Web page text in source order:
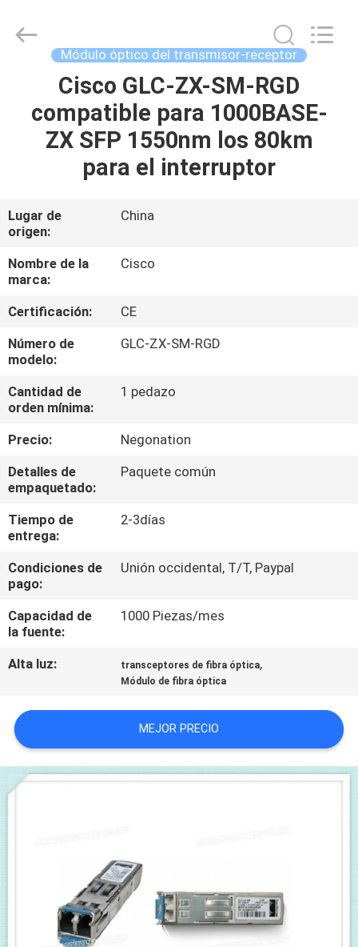
CASA
PRODUCTOS
LOS
VÍDEOS
SOBRE
NOSOTROS
RECORRIDO
POR
FÁBRICA
CONTROL
DE
CALIDAD
PÓNGASE
EN
CONTACTO
NOTICIAS
CASOS
DE
Equipment
Módulo óptico del transmisor-receptor
Cisco GLC-ZX-SM-RGD
compatible para 1000BASE-
ZX SFP 1550nm los 80km
para el interruptor
Lugar de
origen:
China
Nombre de la
marca:
Cisco
Certificación:
CE
Número de
modelo:
GLC-ZX-SM-RGD
Cantidad de
orden mínima:
1 pedazo
Precio:
Negonation
Detalles de
empaquetado:
Paquete común
Tiempo de
entrega:
2-3días
Condiciones de
pago:
Unión occidental, T/T, Paypal
Capacidad de
la fuente:
1000 Piezas/mes
Alta luz: transceptores de fibra óptica,
Módulo de fibra óptica
MEJOR PRECIO